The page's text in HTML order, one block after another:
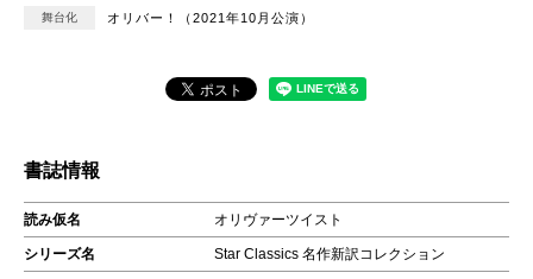
舞台化 オリバー！（2021年10月公演）
書誌情報
読み仮名 オリヴァーツイスト
シリーズ名 Star Classics 名作新訳コレクション